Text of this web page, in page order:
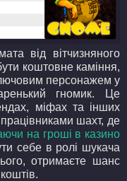
від вітчизняного
коштовне каміння,
персонажем у
гномик. Це
міфах та інших
шахт, де
на гроші в казино
себе в ролі шукача
отримаєте шанс